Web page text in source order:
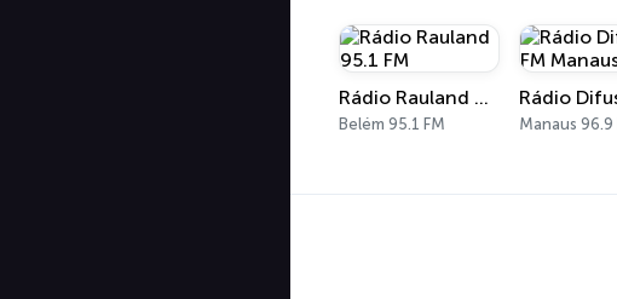
Rádio Rauland 95.1 FM
Belém 95.1 FM Manaus 96.9